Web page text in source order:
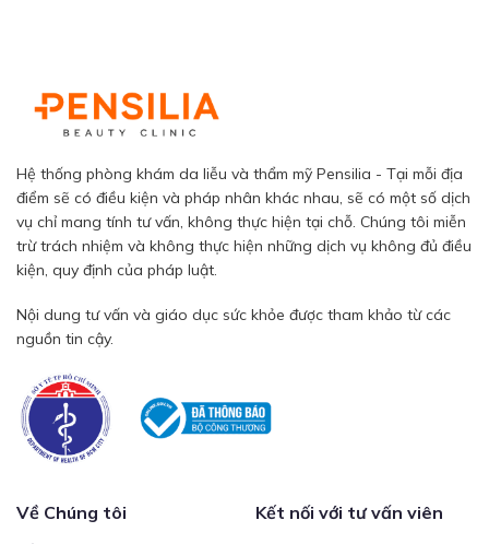
Hệ thống phòng khám da liễu và thẩm mỹ Pensilia - Tại mỗi địa
điểm sẽ có điều kiện và pháp nhân khác nhau, sẽ có một số dịch
vụ chỉ mang tính tư vấn, không thực hiện tại chỗ. Chúng tôi miễn
trừ trách nhiệm và không thực hiện những dịch vụ không đủ điều
kiện, quy định của pháp luật.
Nội dung tư vấn và giáo dục sức khỏe được tham khảo từ các
nguồn tin cậy.
Về Chúng tôi Kết nối với tư vấn viên